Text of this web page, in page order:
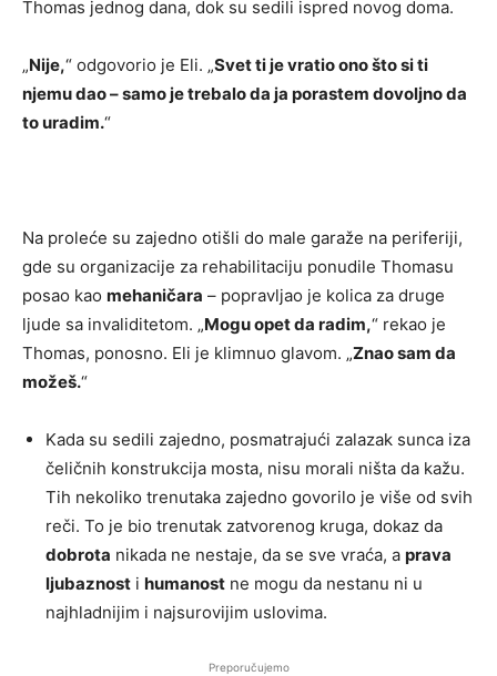
Thomas jednog dana, dok su sedili ispred novog doma.
„Nije,“ odgovorio je Eli. „Svet ti je vratio ono što si ti
njemu dao – samo je trebalo da ja porastem dovoljno da
to uradim.“
Na proleće su zajedno otišli do male garaže na periferiji,
gde su organizacije za rehabilitaciju ponudile Thomasu
posao kao mehaničara – popravljao je kolica za druge
ljude sa invaliditetom. „Mogu opet da radim,“ rekao je
Thomas, ponosno. Eli je klimnuo glavom. „Znao sam da
možeš.“
Kada su sedili zajedno, posmatrajući zalazak sunca iza
čeličnih konstrukcija mosta, nisu morali ništa da kažu.
Tih nekoliko trenutaka zajedno govorilo je više od svih
reči. To je bio trenutak zatvorenog kruga, dokaz da
dobrota nikada ne nestaje, da se sve vraća, a prava
ljubaznost i humanost ne mogu da nestanu ni u
najhladnijim i najsurovijim uslovima.
Preporučujemo